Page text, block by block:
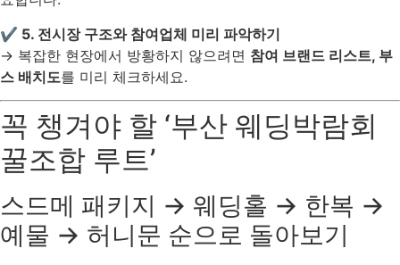
✔ 5. 전시장 구조와 참여업체 미리 파악하기
→ 복잡한 현장에서 방황하지 않으려면 참여 브랜드 리스트, 부
스 배치도를 미리 체크하세요.
꼭 챙겨야 할 ‘부산 웨딩박람회
꿀조합 루트’
스드메 패키지 → 웨딩홀 → 한복 →
예물 → 허니문 순으로 돌아보기